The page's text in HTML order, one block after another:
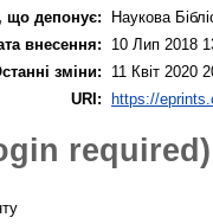
що депонує:
Наукова
внесення:
10 Лип 2018
зміни:
11 Квіт 2020
URI: https://
required)